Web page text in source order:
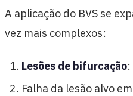
A aplicação do BVS se
vez mais complexos:
Lesões de bifurcação:
Falha da lesão alvo